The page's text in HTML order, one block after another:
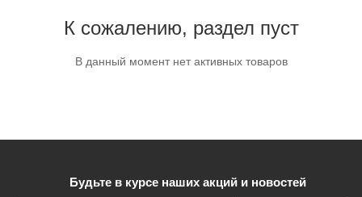
К сожалению, раздел пуст
В данный момент нет активных товаров
Будьте в курсе наших акций и новостей